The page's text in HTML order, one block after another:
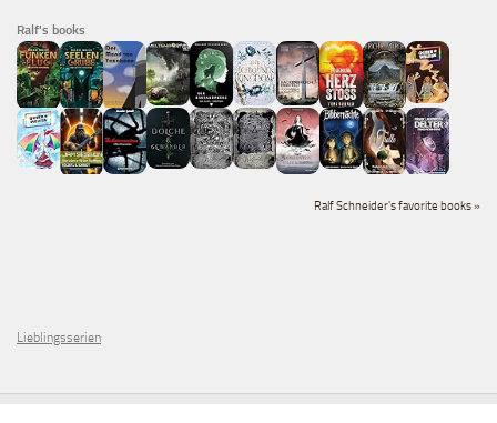
Ralf's books
Ralf Schneider's favorite books »
Lieblingsserien